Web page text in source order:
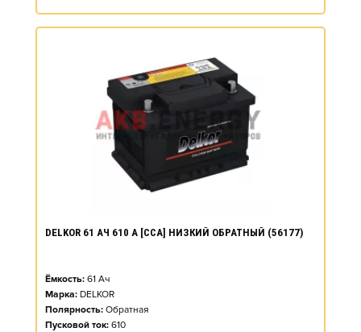
DELKOR 61 АЧ 610 А [CCA] НИЗКИЙ ОБРАТНЫЙ (56177)
Ёмкость: 61 Ач
Марка: DELKOR
Полярность: Обратная
Пусковой ток: 610